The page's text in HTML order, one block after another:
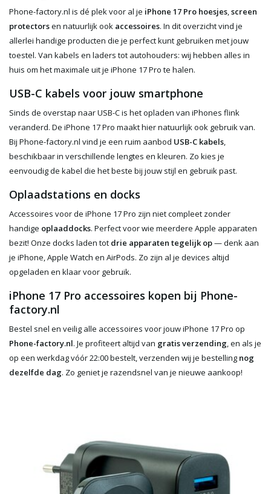
Phone-factory.nl is dé plek voor al je iPhone 17 Pro hoesjes,screen
protectorsen natuurlijk ook accessoires. In dit overzicht vind je
allerlei handige producten die je perfect kunt gebruiken met jouw
toestel. Van kabels en laders tot autohouders: wij hebben alles in
huis om het maximale uit je iPhone 17 Pro te halen.
USB-C kabels voor jouw smartphone
Sinds de overstap naar USB-C is het opladen van iPhones flink
veranderd. De iPhone 17 Pro maakt hier natuurlijk ook gebruik van.
Bij Phone-factory.nl vind je een ruim aanbod USB-C kabels,
beschikbaar in verschillende lengtes en kleuren. Zo kies je
eenvoudig de kabel die het beste bij jouw stijl en gebruik past.
Oplaadstations en docks
Accessoires voor de iPhone 17 Pro zijn niet compleet zonder
handige oplaaddocks. Perfect voor wie meerdere Apple apparaten
bezit! Onze docks laden tot drie apparaten tegelijk op— denk aan
je iPhone, Apple Watch en AirPods. Zo zijn al je devices altijd
opgeladen en klaar voor gebruik.
iPhone 17 Pro accessoires kopen bij Phone-
factory.nl
Bestel snel en veilig alle accessoires voor jouw iPhone 17 Pro op
Phone-factory.nl. Je profiteert altijd van gratis verzending, en als je
op een werkdag vóór 22:00 bestelt, verzenden wij je bestelling nog
dezelfde dag. Zo geniet je razendsnel van je nieuwe aankoop!